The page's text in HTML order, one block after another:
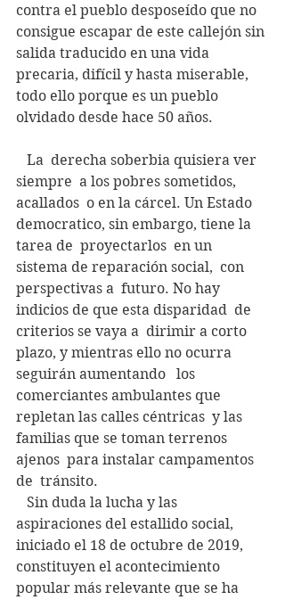
contra el pueblo desposeído que no
consigue escapar de este callejón sin
salida traducido en una vida
precaria, difícil y hasta miserable,
todo ello porque es un pueblo
olvidado desde hace 50 años.
siempre  a los pobres sometidos,
acallados  o en la cárcel. Un Estado
democratico, sin embargo, tiene la
tarea de  proyectarlos  en un
sistema de reparación social,  con
perspectivas a  futuro. No hay
indicios de que esta disparidad  de
criterios se vaya a  dirimir a corto
plazo, y mientras ello no ocurra
seguirán aumentando   los
comerciantes ambulantes que
repletan las calles céntricas  y las
familias que se toman terrenos
ajenos  para instalar campamentos
de  tránsito.
aspiraciones del estallido social,
iniciado el 18 de octubre de 2019,
constituyen el acontecimiento
popular más relevante que se ha